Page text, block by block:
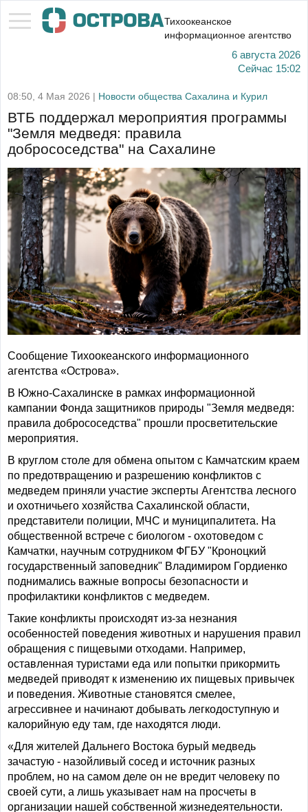
Тихоокеанское
информационное агентство
6 августа 2026
Сейчас 15:02
08:50, 4 Мая 2026 | Новости общества Сахалина и Курил
ВТБ поддержал мероприятия программы
"Земля медведя: правила
добрососедства" на Сахалине
Сообщение Тихоокеанского информационного
агентства «Острова».
В Южно-Сахалинске в рамках информационной
кампании Фонда защитников природы "Земля медведя:
правила добрососедства" прошли просветительские
мероприятия.
В круглом столе для обмена опытом с Камчатским краем
по предотвращению и разрешению конфликтов с
медведем приняли участие эксперты Агентства лесного
и охотничьего хозяйства Сахалинской области,
представители полиции, МЧС и муниципалитета. На
общественной встрече с биологом - охотоведом с
Камчатки, научным сотрудником ФГБУ "Кроноцкий
государственный заповедник" Владимиром Гордиенко
поднимались важные вопросы безопасности и
профилактики конфликтов с медведем.
Такие конфликты происходят из-за незнания
особенностей поведения животных и нарушения правил
обращения с пищевыми отходами. Например,
оставленная туристами еда или попытки прикормить
медведей приводят к изменению их пищевых привычек
и поведения. Животные становятся смелее,
агрессивнее и начинают добывать легкодоступную и
калорийную еду там, где находятся люди.
«Для жителей Дальнего Востока бурый медведь
зачастую - назойливый сосед и источник разных
проблем, но на самом деле он не вредит человеку по
своей сути, а лишь указывает нам на просчеты в
организации нашей собственной жизнедеятельности.